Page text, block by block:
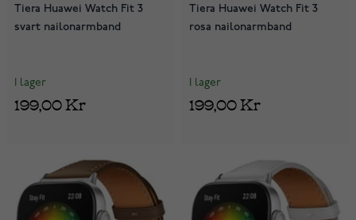
Tiera Huawei Watch Fit 3
svart nailonarmband
I lager
199,00 Kr
Tiera Huawei Watch Fit 3
rosa nailonarmband
I lager
199,00 Kr